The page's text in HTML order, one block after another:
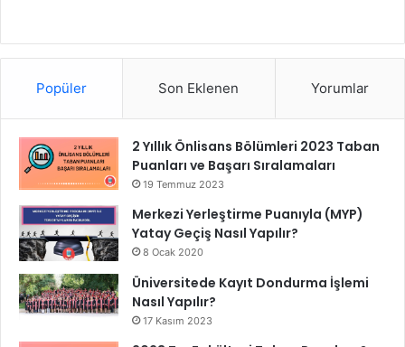
Popüler Son Eklenen Yorumlar
2 Yıllık Önlisans Bölümleri 2023 Taban
Puanları ve Başarı Sıralamaları
19 Temmuz 2023
Merkezi Yerleştirme Puanıyla (MYP)
Yatay Geçiş Nasıl Yapılır?
8 Ocak 2020
Üniversitede Kayıt Dondurma İşlemi
Nasıl Yapılır?
17 Kasım 2023